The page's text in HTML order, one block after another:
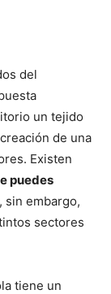
del
un tejido
de una
Existen
puedes
sin embargo,
sectores
tiene un